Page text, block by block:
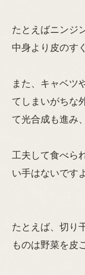
たとえばニンジ
中身より皮のす
また、キャベツ
てしまいがちな
て光合成も進み
工夫して食べら
い手はないです
たとえば、切り
ものは野菜を皮